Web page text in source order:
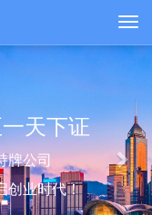
天下证
牌公司
创业时代！